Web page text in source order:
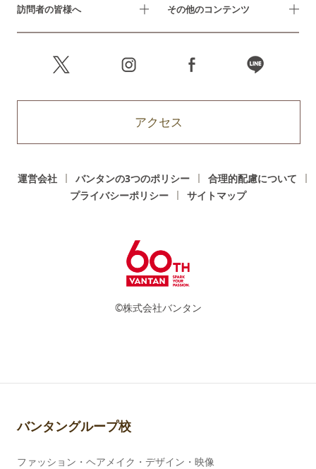
訪問者の皆様へ その他のコンテンツ
アクセス
運営会社 バンタンの3つのポリシー
合理的配慮について
プライバシーポリシー
サイトマップ
©株式会社バンタン
バンタングループ校
ファッション・ヘアメイク・デザイン・映像